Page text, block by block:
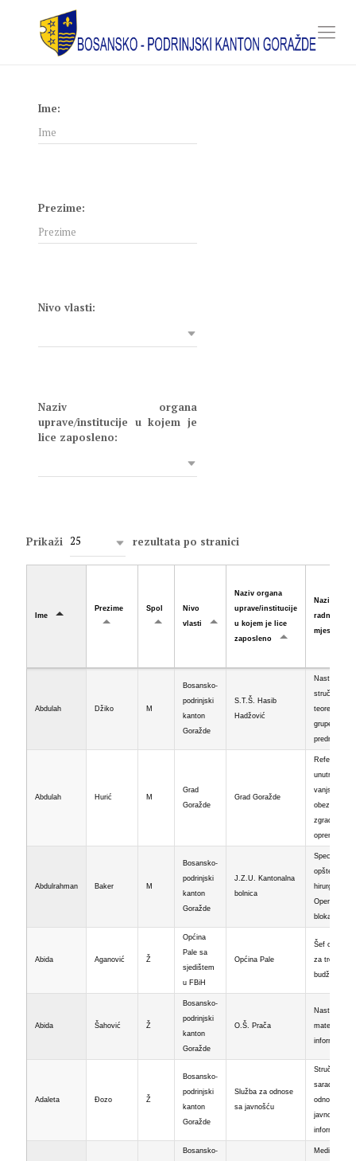
Ime:
Prezime:
Nivo vlasti:
Naziv organa
uprave/institucije u kojem je
lice zaposleno:
Prikaži 25 rezultata po stranici
Ime
Prezime Spol
Nivo
vlasti
Naziv organa
uprave/institucije
u kojem je lice
zaposleno
Naziv
radnog
mjesta
Abdulah Džiko M
Bosansko-
podrinjski
kanton
Goražde
S.T.Š. Hasib
Hadžović
Nastavnik
stručno
teoretske
grupe
predmeta
Abdulah Hurić M
Grad
Goražde
Grad Goražde
Referent za
unutrašnje i
vanjsko
obezbjeđenje
zgrade i
opreme
Abdulrahman Baker M
Bosansko-
podrinjski
kanton
Goražde
J.Z.U. Kantonalna
bolnica
Specijalista
opšte
hirurgije, šef
Operativnog
bloka
Abida Aganović Ž
Općina
Pale sa
sjedištem
u FBiH
Općina Pale
Šef odsjeka
za trezor i
budžet
Abida Šahović Ž
Bosansko-
podrinjski
kanton
Goražde
O.Š. Prača
Nastavnik
matematike i
informatike
Adaleta Đozo Ž
Bosansko-
podrinjski
kanton
Goražde
Služba za odnose
sa javnošću
Stručni
saradnik za
odnose s
javnošću i
informisanje
Bosansko-
Medicinska